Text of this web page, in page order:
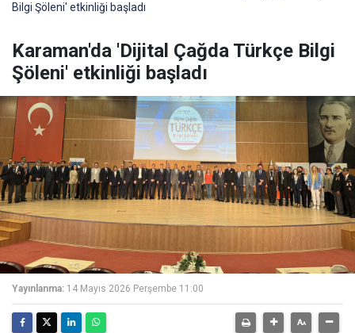
Bilgi Şöleni' etkinliği başladı
Karaman'da 'Dijital Çağda Türkçe Bilgi
Şöleni' etkinliği başladı
Yayınlanma: 14 Mayıs 2026 Perşembe 11:00